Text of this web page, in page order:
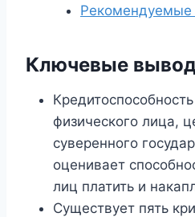
Рекомендуемые
Ключевые
физического лица,
суверенного
оценивает
лиц платить и
Существует пять